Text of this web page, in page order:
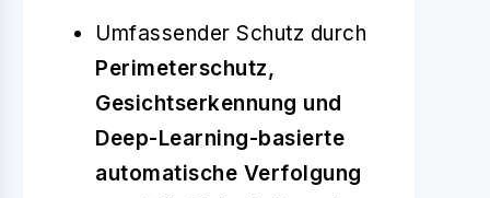
Umfassender Schutz durch
Perimeterschutz,
Gesichtserkennung und
Deep-Learning-basierte
automatische Verfolgung